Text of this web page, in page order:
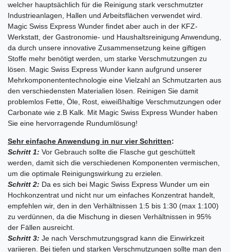
welcher hauptsächlich für die Reinigung stark verschmutzter
Industrieanlagen, Hallen und Arbeitsflächen verwendet wird.
Magic Swiss Express Wunder findet aber auch in der KFZ-
Werkstatt, der Gastronomie- und Haushaltsreinigung Anwendung,
da durch unsere innovative Zusammensetzung keine giftigen
Stoffe mehr benötigt werden, um starke Verschmutzungen zu
lösen. Magic Swiss Express Wunder kann aufgrund unserer
Mehrkomponententechnologie eine Vielzahl an Schmutzarten aus
den verschiedensten Materialien lösen. Reinigen Sie damit
problemlos Fette, Öle, Rost, eiweißhaltige Verschmutzungen oder
Carbonate wie z.B Kalk. Mit Magic Swiss Express Wunder haben
Sie eine hervorragende Rundumlösung!
Sehr einfache Anwendung in nur vier Schritten:
Schritt 1: Vor Gebrauch sollte die Flasche gut geschüttelt
werden, damit sich die verschiedenen Komponenten vermischen,
um die optimale Reinigungswirkung zu erzielen.
Schritt 2: Da es sich bei Magic Swiss Express Wunder um ein
Hochkonzentrat und nicht nur um einfaches Konzentrat handelt,
empfehlen wir, den in den Verhältnissen 1:5 bis 1:30 (max 1:100)
zu verdünnen, da die Mischung in diesen Verhältnissen in 95%
der Fällen ausreicht.
Schritt 3: Je nach Verschmutzungsgrad kann die Einwirkzeit
variieren. Bei tiefen und starken Verschmutzungen sollte man den